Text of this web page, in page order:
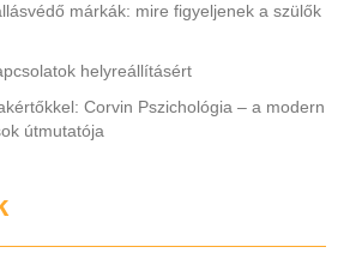
márkák: mire figyeljenek a szülők
helyreállításért
Corvin Pszichológia – a modern
útmutatója